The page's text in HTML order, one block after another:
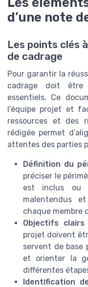
d’une note
Les points clés
de cadrage
Pour garantir la
cadrage doit être
essentiels. Ce
l’équipe projet et
ressources et des
rédigée permet
attentes des parties
Définition du
préciser le
est inclus ou
malentendus
chaque membre
Objectifs
projet doivent
servent de base
et orienter la
différentes
Identification